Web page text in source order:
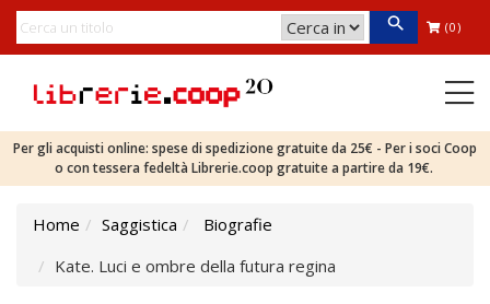
(0)
Per gli acquisti online: spese di spedizione gratuite da 25€ - Per i soci Coop
o con tessera fedeltà Librerie.coop gratuite a partire da 19€.
Home Saggistica
Biografie
Kate. Luci e ombre della futura regina